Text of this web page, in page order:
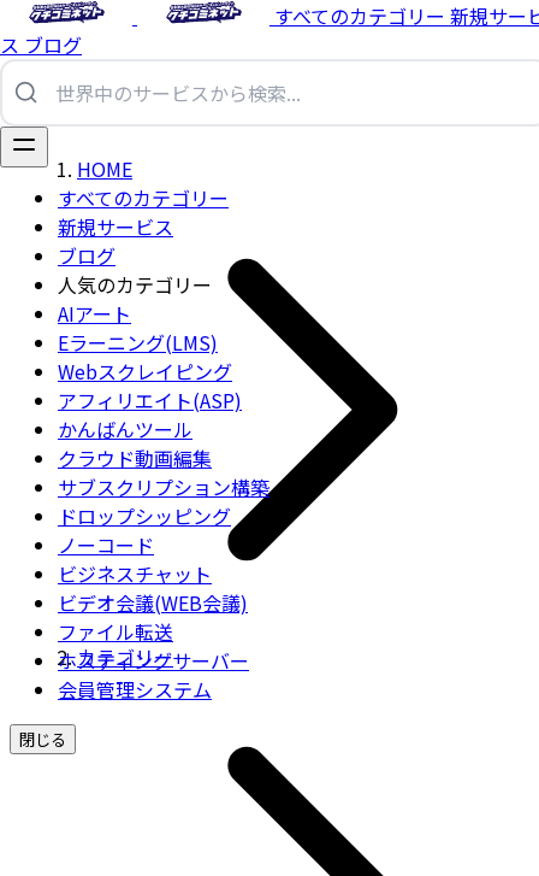
すべてのカテゴリー 新規サー
ス ブログ
すべてのカテゴリー
新規サービス
ブログ
人気のカテゴリー
AIアート
Eラーニング(LMS)
Webスクレイピング
アフィリエイト(ASP)
かんばんツール
クラウド動画編集
サブスクリプション構築
ドロップシッピング
ノーコード
ビジネスチャット
ビデオ会議(WEB会議)
ファイル転送
ホスティングサーバー
会員管理システム
閉じる
HOME
カテゴリー